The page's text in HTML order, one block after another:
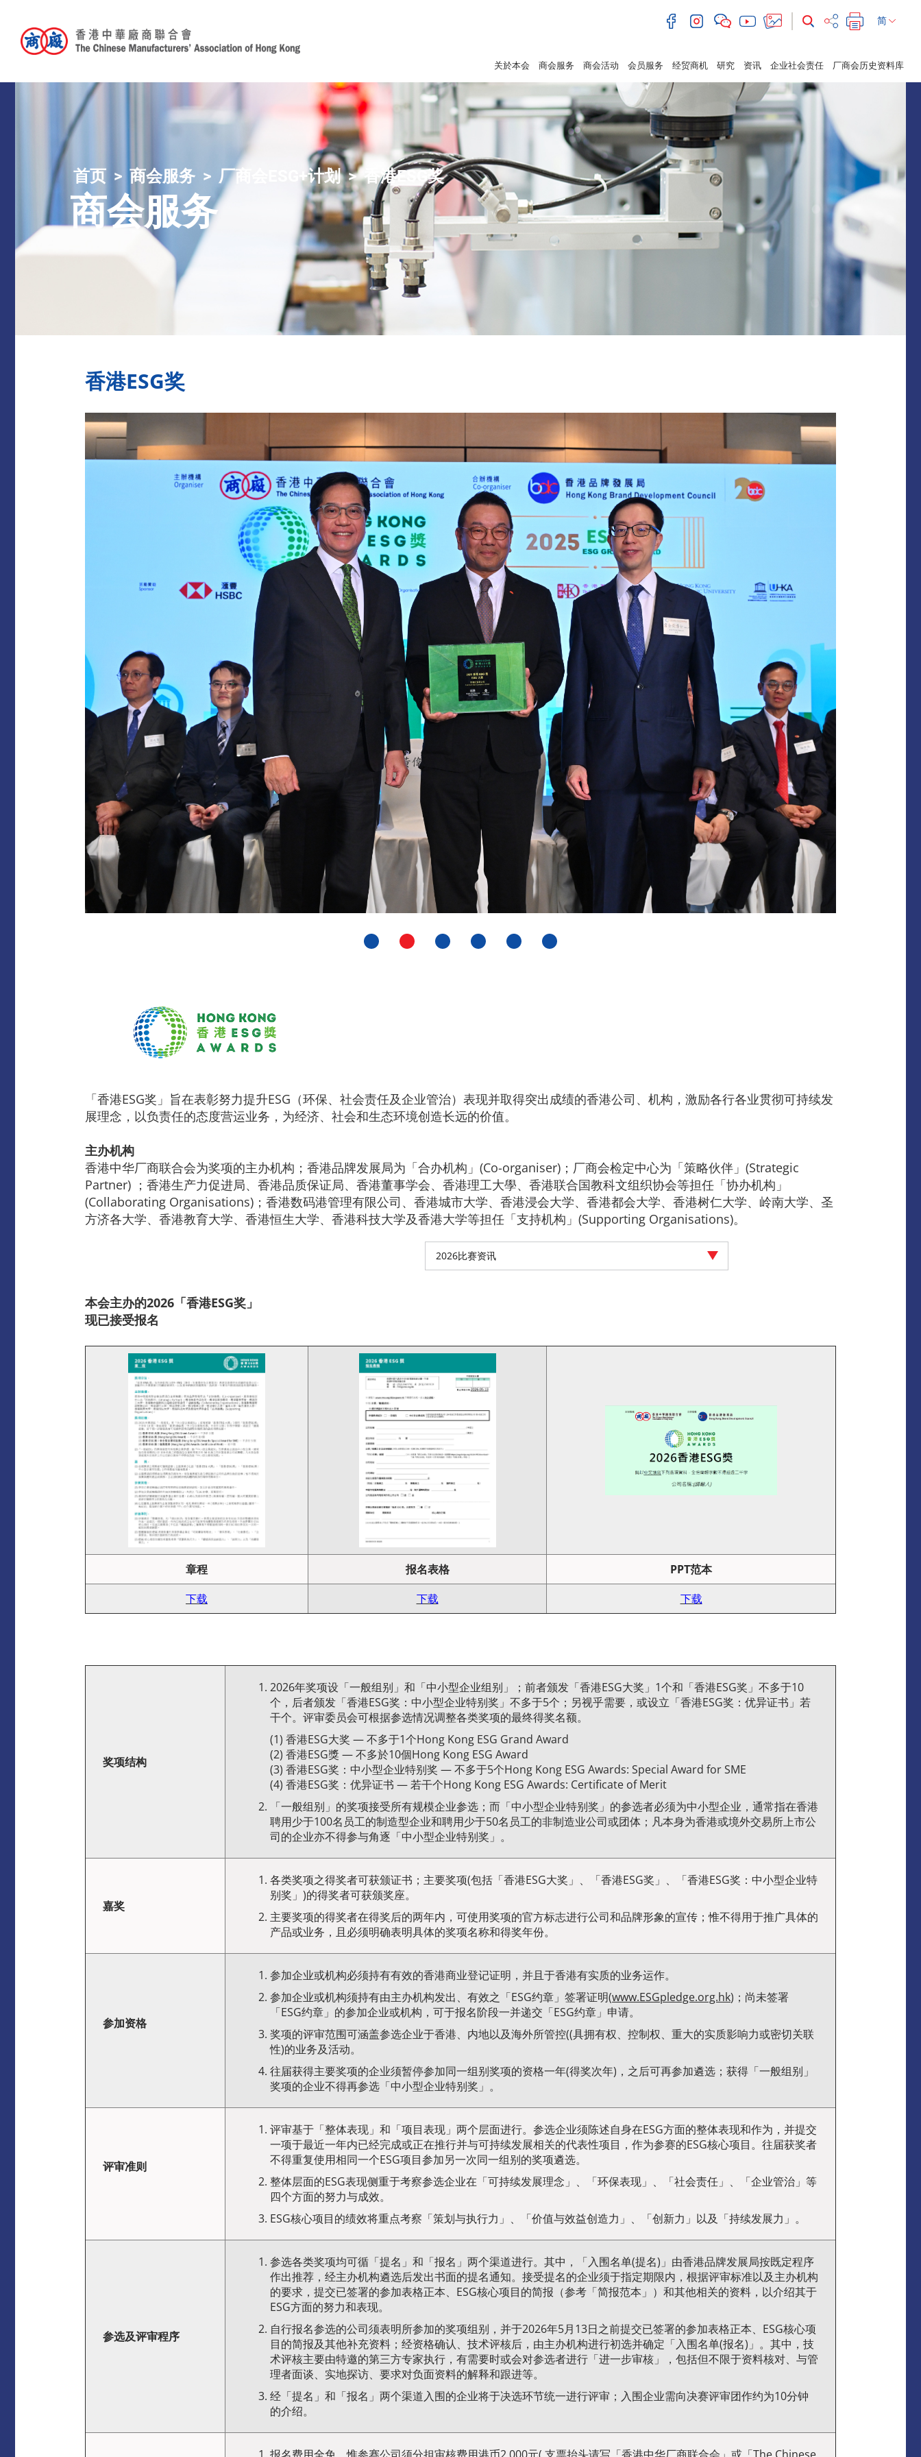
简
关於本会 商会服务 商会活动 会员服务 经贸商机 研究 资讯 企业社会责任 厂商会历史资料库
首页 商会服务 厂商会ESG+计划 香港ESG奖
商会服务
香港ESG奖
「香港ESG奖」旨在表彰努力提升ESG（环保、社会责任及企业管治）表现并取得突出成绩的香港公司、机构，激励各行各业贯彻可持续发
展理念，以负责任的态度营运业务，为经济、社会和生态环境创造长远的价值。
主办机构
香港中华厂商联合会为奖项的主办机构；香港品牌发展局为「合办机构」(Co-organiser)；厂商会检定中心为「策略伙伴」(Strategic
Partner) ；香港生产力促进局、香港品质保证局、香港董事学会、香港理工大學、香港联合国教科文组织协会等担任「协办机构」
(Collaborating Organisations)；香港数码港管理有限公司、香港城市大学、香港浸会大学、香港都会大学、香港树仁大学、岭南大学、圣
方济各大学、香港教育大学、香港恒生大学、香港科技大学及香港大学等担任「支持机构」(Supporting Organisations)。
2026比赛资讯
本会主办的2026「香港ESG奖」
现已接受报名
章程 报名表格
PPT范本
下载 下载 下载
奖项结构
2026年奖项设「一般组别」和「中小型企业组别」；前者颁发「香港ESG大奖」1个和「香港ESG奖」不多于10
个，后者颁发「香港ESG奖：中小型企业特别奖」不多于5个；另视乎需要，或设立「香港ESG奖：优异证书」若
干个。评审委员会可根据参选情况调整各类奖项的最终得奖名额。
(1) 香港ESG大奖 — 不多于1个Hong Kong ESG Grand Award
(2) 香港ESG獎 — 不多於10個Hong Kong ESG Award
(3) 香港ESG奖：中小型企业特别奖 — 不多于5个Hong Kong ESG Awards: Special Award for SME
(4) 香港ESG奖：优异证书 — 若干个Hong Kong ESG Awards: Certificate of Merit
「一般组别」的奖项接受所有规模企业参选；而「中小型企业特别奖」的参选者必须为中小型企业，通常指在香港
聘用少于100名员工的制造型企业和聘用少于50名员工的非制造业公司或团体；凡本身为香港或境外交易所上市公
司的企业亦不得参与角逐「中小型企业特别奖」。
嘉奖
各类奖项之得奖者可获颁证书；主要奖项(包括「香港ESG大奖」、「香港ESG奖」、「香港ESG奖：中小型企业特
别奖」)的得奖者可获颁奖座。
主要奖项的得奖者在得奖后的两年内，可使用奖项的官方标志进行公司和品牌形象的宣传；惟不得用于推广具体的
产品或业务，且必须明确表明具体的奖项名称和得奖年份。
参加资格
参加企业或机构必须持有有效的香港商业登记证明，并且于香港有实质的业务运作。
参加企业或机构须持有由主办机构发出、有效之「ESG约章」签署证明(www.ESGpledge.org.hk)；尚未签署
「ESG约章」的参加企业或机构，可于报名阶段一并递交「ESG约章」申请。
奖项的评审范围可涵盖参选企业于香港、内地以及海外所管控((具拥有权、控制权、重大的实质影响力或密切关联
性)的业务及活动。
往届获得主要奖项的企业须暂停参加同一组别奖项的资格一年(得奖次年)，之后可再参加遴选；获得「一般组别」
奖项的企业不得再参选「中小型企业特别奖」。
评审准则
评审基于「整体表现」和「项目表现」两个层面进行。参选企业须陈述自身在ESG方面的整体表现和作为，并提交
一项于最近一年内已经完成或正在推行并与可持续发展相关的代表性项目，作为参赛的ESG核心项目。往届获奖者
不得重复使用相同一个ESG项目参加另一次同一组别的奖项遴选。
整体层面的ESG表现侧重于考察参选企业在「可持续发展理念」、「环保表现」、「社会责任」、「企业管治」等
四个方面的努力与成效。
ESG核心项目的绩效将重点考察「策划与执行力」、「价值与效益创造力」、「创新力」以及「持续发展力」。
参选及评审程序
参选各类奖项均可循「提名」和「报名」两个渠道进行。其中，「入围名单(提名)」由香港品牌发展局按既定程序
作出推荐，经主办机构遴选后发出书面的提名通知。接受提名的企业须于指定期限内，根据评审标准以及主办机构
的要求，提交已签署的参加表格正本、ESG核心项目的简报（参考「简报范本」）和其他相关的资料，以介绍其于
ESG方面的努力和表现。
自行报名参选的公司须表明所参加的奖项组别，并于2026年5月13日之前提交已签署的参加表格正本、ESG核心项
目的简报及其他补充资料；经资格确认、技术评核后，由主办机构进行初选并确定「入围名单(报名)」。其中，技
术评核主要由特邀的第三方专家执行，有需要时或会对参选者进行「进一步审核」，包括但不限于资料核对、与管
理者面谈、实地探访、要求对负面资料的解释和跟进等。
经「提名」和「报名」两个渠道入围的企业将于决选环节统一进行评审；入围企业需向决赛评审团作约为10分钟
的介绍。